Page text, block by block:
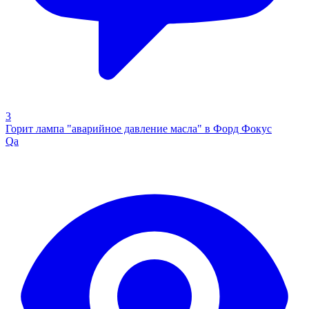
3
Горит лампа "аварийное давление масла" в Форд Фокус
Qa